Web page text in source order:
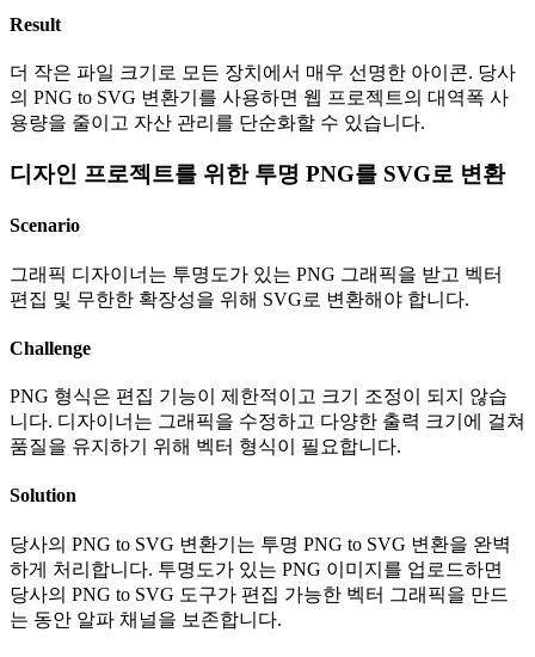
Result
더 작은 파일 크기로 모든 장치에서 매우 선명한 아이콘. 당사
의 PNG to SVG 변환기를 사용하면 웹 프로젝트의 대역폭 사
용량을 줄이고 자산 관리를 단순화할 수 있습니다.
디자인 프로젝트를 위한 투명 PNG를 SVG로 변환
Scenario
그래픽 디자이너는 투명도가 있는 PNG 그래픽을 받고 벡터
편집 및 무한한 확장성을 위해 SVG로 변환해야 합니다.
Challenge
PNG 형식은 편집 기능이 제한적이고 크기 조정이 되지 않습
니다. 디자이너는 그래픽을 수정하고 다양한 출력 크기에 걸쳐
품질을 유지하기 위해 벡터 형식이 필요합니다.
Solution
당사의 PNG to SVG 변환기는 투명 PNG to SVG 변환을 완벽
하게 처리합니다. 투명도가 있는 PNG 이미지를 업로드하면
당사의 PNG to SVG 도구가 편집 가능한 벡터 그래픽을 만드
는 동안 알파 채널을 보존합니다.